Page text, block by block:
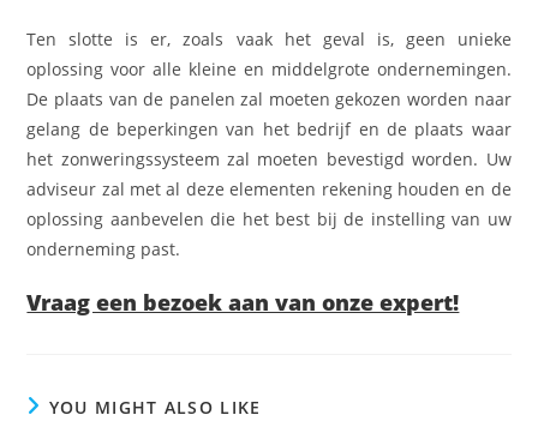
Ten slotte is er, zoals vaak het geval is, geen unieke
oplossing voor alle kleine en middelgrote ondernemingen.
De plaats van de panelen zal moeten gekozen worden naar
gelang de beperkingen van het bedrijf en de plaats waar
het zonweringssysteem zal moeten bevestigd worden. Uw
adviseur zal met al deze elementen rekening houden en de
oplossing aanbevelen die het best bij de instelling van uw
onderneming past.
Vraag een bezoek aan van onze expert!
YOU MIGHT ALSO LIKE